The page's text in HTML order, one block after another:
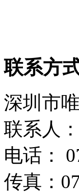
联系方
深圳市
联系人
电话：
传真：